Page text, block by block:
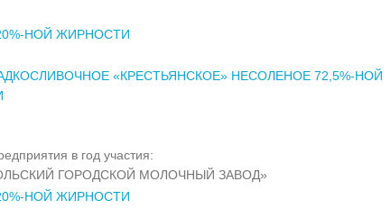
НОЙ ЖИРНОСТИ
«КРЕСТЬЯНСКОЕ» НЕСОЛЕНОЕ 72,5%-НОЙ
в год участия:
ГОРОДСКОЙ МОЛОЧНЫЙ ЗАВОД»
НОЙ ЖИРНОСТИ